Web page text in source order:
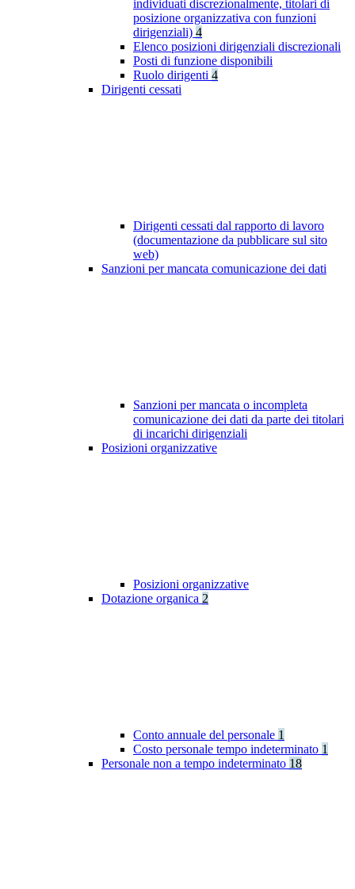
individuati discrezionalmente, titolari di
posizione organizzativa con funzioni
dirigenziali) 4
Elenco posizioni dirigenziali discrezionali
Posti di funzione disponibili
Ruolo dirigenti 4
Dirigenti cessati
Dirigenti cessati dal rapporto di lavoro
(documentazione da pubblicare sul sito
web)
Sanzioni per mancata comunicazione dei dati
Sanzioni per mancata o incompleta
comunicazione dei dati da parte dei titolari
di incarichi dirigenziali
Posizioni organizzative
Posizioni organizzative
Dotazione organica 2
Conto annuale del personale 1
Costo personale tempo indeterminato 1
Personale non a tempo indeterminato 18